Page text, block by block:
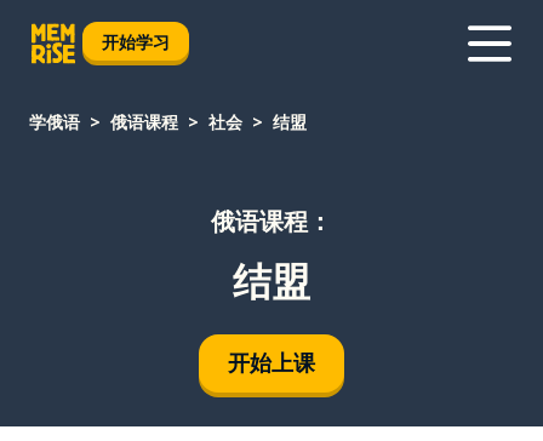
开始学习
学俄语 俄语课程 社会 结盟
俄语课程：
结盟
开始上课